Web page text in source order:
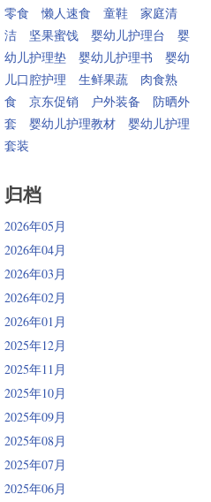
零食
懒人速食 童鞋
家庭清
洁
坚果蜜饯 婴幼儿护理台
婴
幼儿护理垫
婴幼儿护理书
婴幼
儿口腔护理
生鲜果蔬
肉食熟
食
京东促销 户外装备
防晒外
套
婴幼儿护理教材
婴幼儿护理
套装
归档
2026年05月
2026年04月
2026年03月
2026年02月
2026年01月
2025年12月
2025年11月
2025年10月
2025年09月
2025年08月
2025年07月
2025年06月